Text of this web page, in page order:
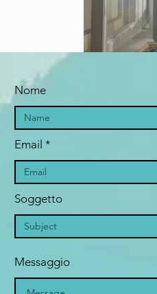
Nome
Email
Soggetto
Messaggio